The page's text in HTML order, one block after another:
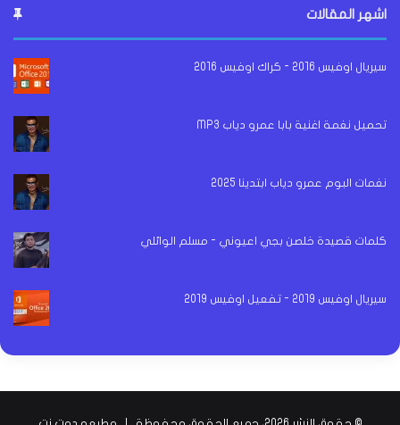
اشهر المقالات
سيريال اوفيس 2016 - كراك اوفيس 2016
تحميل نغمة اغنية بابا عمرو دياب MP3
نغمات البوم عمرو دياب ابتدينا 2025
كلمات قصيدة خلصن بجي اعيوني - مسلم الوائلي
سيريال اوفيس 2019 - تفعيل اوفيس 2019